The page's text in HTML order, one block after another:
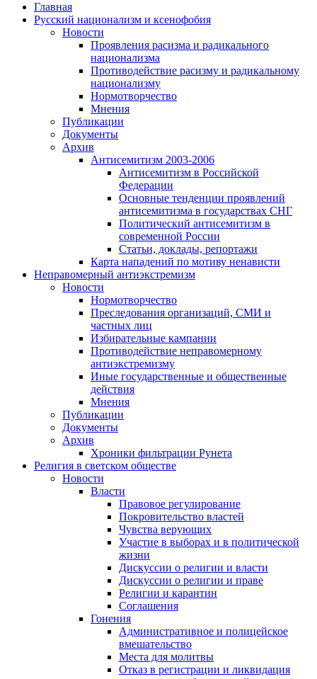
Главная
Русский национализм и ксенофобия
Новости
Проявления расизма и радикального
национализма
Противодействие расизму и радикальному
национализму
Нормотворчество
Мнения
Публикации
Документы
Архив
Антисемитизм 2003-2006
Антисемитизм в Российской
Федерации
Основные тенденции проявлений
антисемитизма в государствах СНГ
Политический антисемитизм в
современной России
Статьи, доклады, репортажи
Карта нападений по мотиву ненависти
Неправомерный антиэкстремизм
Новости
Нормотворчество
Преследования организаций, СМИ и
частных лиц
Избирательные кампании
Противодействие неправомерному
антиэкстремизму
Иные государственные и общественные
действия
Мнения
Публикации
Документы
Архив
Хроники фильтрации Рунета
Религия в светском обществе
Новости
Власти
Правовое регулирование
Покровительство властей
Чувства верующих
Участие в выборах и в политической
жизни
Дискуссии о религии и власти
Дискуссии о религии и праве
Религии и карантин
Соглашения
Гонения
Административное и полицейское
вмешательство
Места для молитвы
Отказ в регистрации и ликвидация